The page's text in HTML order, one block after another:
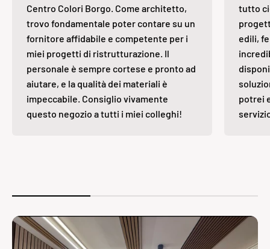
Centro Colori Borgo. Come architetto,
trovo fondamentale poter contare su un
fornitore affidabile e competente per i
miei progetti di ristrutturazione. Il
personale è sempre cortese e pronto ad
aiutare, e la qualità dei materiali è
impeccabile. Consiglio vivamente
questo negozio a tutti i miei colleghi!
tutto
edili,
potrei